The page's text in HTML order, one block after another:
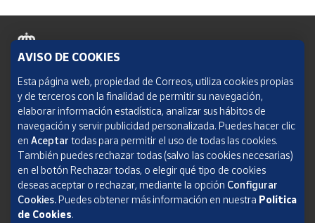
Política de cookies
Aviso legal
Condiciones del servicio
Política de Privacidad Web
Informe de transparencia
SOCIEDAD ESTATAL CORREOS Y TELÉGRAFOS, S.A., S.M.E. Todos los derechos
AVISO DE COOKIES
Esta página web, propiedad de Correos, utiliza cookies propias
y de terceros con la finalidad de permitir su navegación,
elaborar información estadística, analizar sus hábitos de
navegación y servir publicidad personalizada. Puedes hacer clic
en Aceptar todas para permitir el uso de todas las cookies.
También puedes rechazar todas (salvo las cookies necesarias)
en el botón Rechazar todas, o elegir qué tipo de cookies
deseas aceptar o rechazar, mediante la opción Configurar
Cookies.Puedes obtener más información en nuestra Política
de Cookies.